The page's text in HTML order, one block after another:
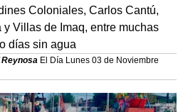
Coloniales, Carlos Cantú,
Villas de Imaq, entre muchas
días sin agua
El Día Lunes 03 de Noviembre